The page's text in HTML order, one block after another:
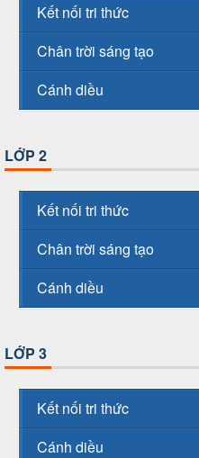
Kết nối tri thức
Chân trời sáng tạo
Cánh diều
LỚP 2
Kết nối tri thức
Chân trời sáng tạo
Cánh diều
LỚP 3
Kết nối tri thức
Cánh diều